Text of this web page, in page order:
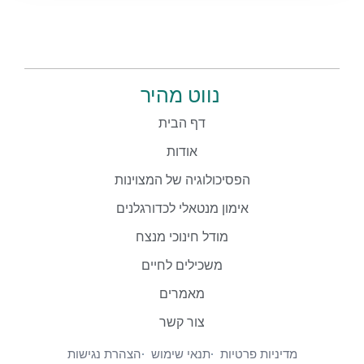
נווט מהיר
דף הבית
אודות
הפסיכולוגיה של המצוינות
אימון מנטאלי לכדורגלנים
מודל חינוכי מנצח
משכילים לחיים
מאמרים
צור קשר
מדיניות פרטיות תנאי שימוש הצהרת נגישות